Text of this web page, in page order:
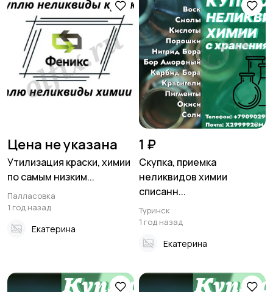
Цена не указана
Утилизация краски, химии
по самым низким...
Палласовка
1 год назад
Екатерина
1 ₽
Скупка, приемка
неликвидов химии
списанн...
Туринск
1 год назад
Екатерина